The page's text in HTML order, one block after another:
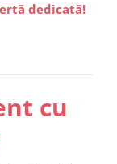
dedicată!
cu